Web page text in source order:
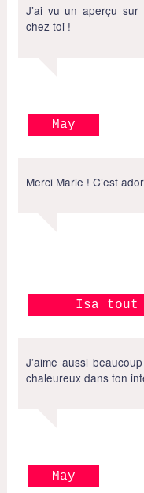
J’ai vu un aperçu sur
chez toi !
May
Merci Marie ! C’est
Isa tout
J’aime aussi
chaleureux dans ton
May